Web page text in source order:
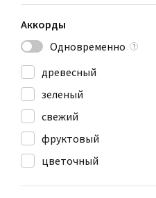
Аккорды
Одновременно
?
древесный
зеленый
свежий
фруктовый
цветочный